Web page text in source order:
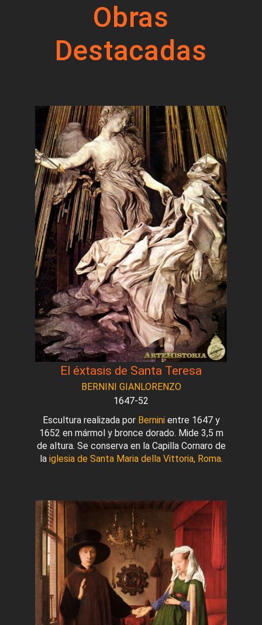
Obras
Destacadas
El éxtasis de Santa Teresa
BERNINI GIANLORENZO
1647-52
Escultura realizada por Berninientre 1647 y
1652 en mármol y bronce dorado. Mide 3,5 m
de altura. Se conserva en la Capilla Cornaro de
la iglesia de Santa Maria della Vittoria, Roma.